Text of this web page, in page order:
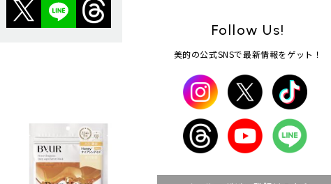
Follow Us!
美的の公式SNSで最新情報をゲット！